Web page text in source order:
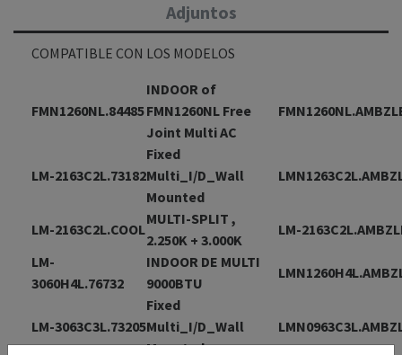
Adjuntos
COMPATIBLE CON LOS MODELOS
FMN1260NL.84485
INDOOR of
FMN1260NL Free
Joint Multi AC
LM-2163C2L.73182
Fixed
Multi_I/D_Wall
Mounted
LM-2163C2L.COOL
MULTI-SPLIT ,
2.250K + 3.000K
LM-
LM-
3060H4L.76732
INDOOR DE MULTI
9000BTU
LM-3063C3L.73205
Fixed
Multi_I/D_Wall
Mounted